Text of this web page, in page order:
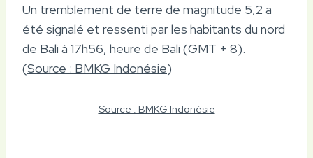
Un tremblement de terre de magnitude 5,2 a
été signalé et ressenti par les habitants du nord
de Bali à 17h56, heure de Bali (GMT + 8).
(Source : BMKG Indonésie)
Source : BMKG Indonésie